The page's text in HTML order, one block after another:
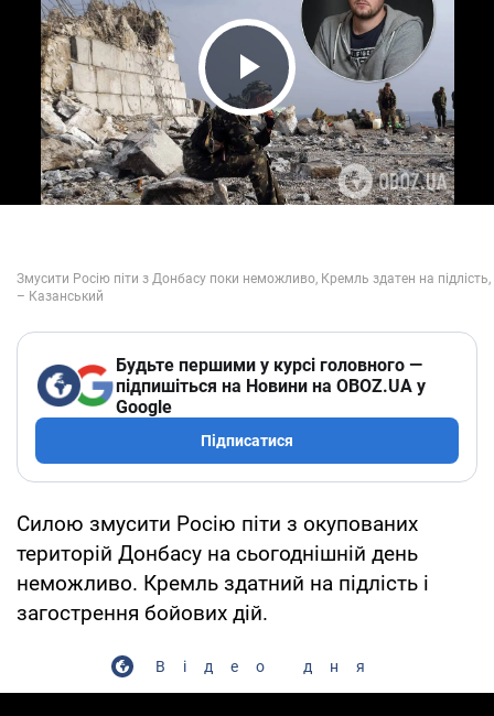
Play Video
Будьте першими у курсі головного —
підпишіться на Новини на OBOZ.UA у
Google
Підписатися
Силою змусити Росію піти з окупованих
територій Донбасу на сьогоднішній день
неможливо. Кремль здатний на підлість і
загострення бойових дій.
Відео дня